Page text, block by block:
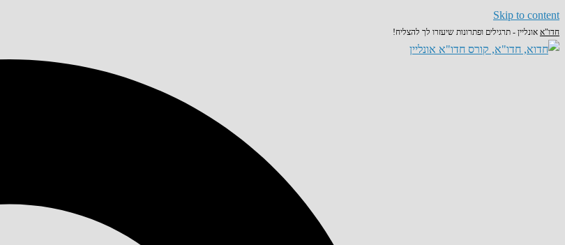
Skip to content
חדו"א אונליין - תרגילים ופתרונות שיעזרו לך להצליח!